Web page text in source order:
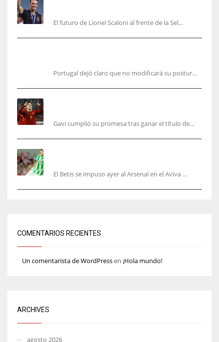
El futuro de Lionel Scaloni al frente de la Sel...
Portugal dejó claro que no modificará su postur...
Gavi cumplió su promesa tras ganar el título de...
El Betis se impuso ayer al Arsenal en el Aviva ...
COMENTARIOS RECIENTES
Un comentarista de WordPressen ¡Hola mundo!
ARCHIVES
agosto 2026